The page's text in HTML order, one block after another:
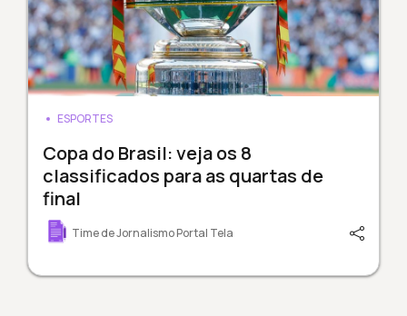
ESPORTES
Copa do Brasil: veja os 8
classificados para as quartas de
final
Time de Jornalismo Portal Tela